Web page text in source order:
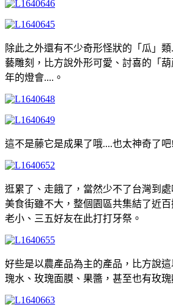
除此之外還有不少奇形怪狀的「瓜」
藝雕刻，比方說外形可愛、討喜的「
年的燈會....。
這不是藤它是成果了哦....也太神奇了吧!
逛累了、走餓了，當然少不了台灣到
美食街雖不大，整個園區共集結了近
老小、三五好友在此打打牙祭。
好些是以農產品為主的產品，比方說
瑰水、玫瑰面膜、果醬，甚至也有玫瑰